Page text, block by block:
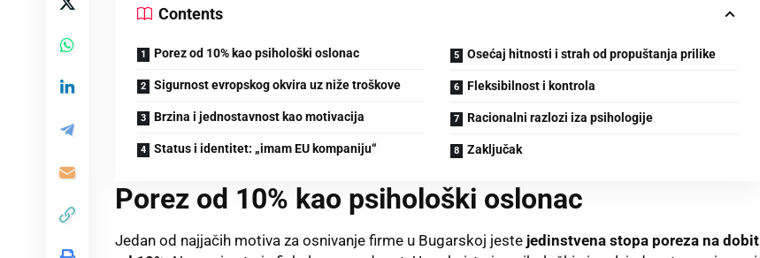
Contents
Porez od 10% kao psihološki oslonac
Sigurnost evropskog okvira uz niže troškove
Brzina i jednostavnost kao motivacija
Status i identitet: „imam EU kompaniju“
Osećaj hitnosti i strah od propuštanja prilike
Fleksibilnost i kontrola
Racionalni razlozi iza psihologije
Zaključak
Porez od 10% kao psihološki oslonac
Jedan od najjačih motiva za osnivanje firme u Bugarskoj jeste jedinstvena stopa poreza na dobit